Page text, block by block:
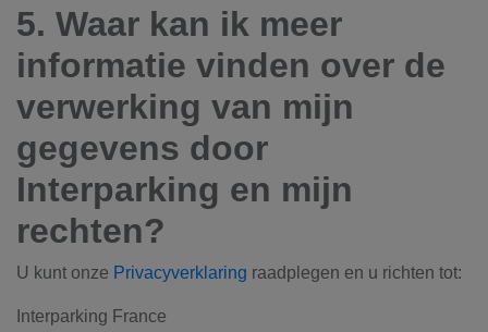
5. Waar kan ik meer
informatie vinden over de
verwerking van mijn
gegevens door
Interparking en mijn
rechten?
U kunt onze Privacyverklaring raadplegen en u richten tot:
Interparking France